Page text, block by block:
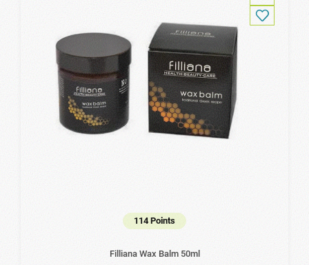
114 Points
Filliana Wax Balm 50ml